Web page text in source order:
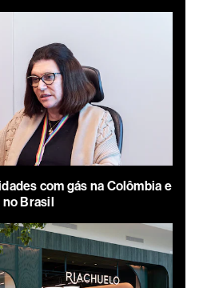
com gás na Colômbia e
Brasil